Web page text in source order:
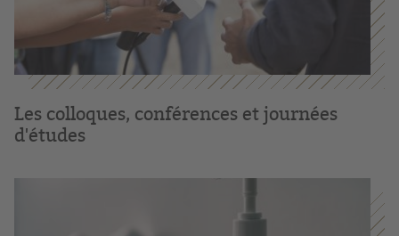
Les colloques, conférences et journées
d'études